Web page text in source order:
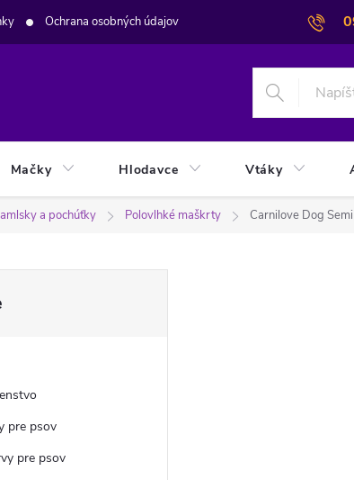
Ochrana osobných údajov
Mačky Hlodavce Vtáky
a pochúťky Polovlhké maškrty Carnilove Dog
pre psov
pre psov